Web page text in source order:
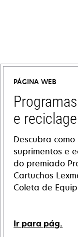
PÁGINA WEB
e
Descubra
suprimentos e
do premiado
Cartuchos
Coleta de
Ir para pág.